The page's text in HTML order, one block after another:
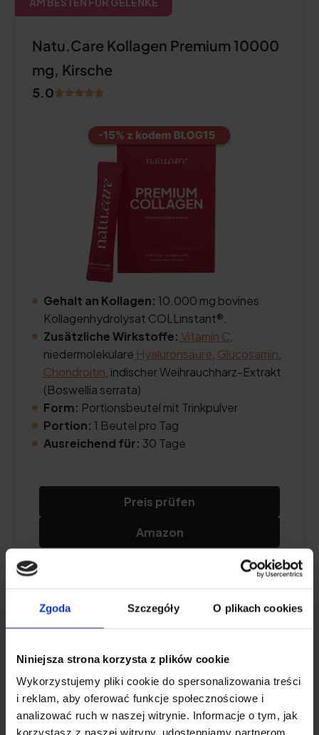
Zgoda Szczegóły O plikach cookies
Niniejsza strona korzysta z plików cookie
Wykorzystujemy pliki cookie do spersonalizowania treści
i reklam, aby oferować funkcje społecznościowe i
analizować ruch w naszej witrynie. Informacje o tym, jak
korzystasz z naszej witryny, udostępniamy partnerom
Natu.Care Kollagen Premium 10000
mg, Kirsche
5.0
Gehalt an Kollagen: 10.000 mg bovines
Kollagenhydrolysat COLLinstant®.
Zusätzliche Wirkstoffe: Vitamin C
niedermolekulare Hyaluronsäure Glucosamin
Chondroitin , indischer Weihrauchharz-Extrakt
(Boswellia serrata)
Form: Portionsbeutel mit Trinkpulver
Portion: 1 Beutel pro Tag
Ausreichend für: 30 Tage
Preis prüfen
Amazon
Zusätzliche Informationen